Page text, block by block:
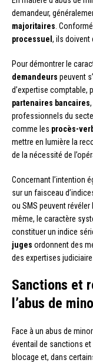
demandeur,
majoritaires.
processuel , ils doivent
Pour démontrer le
demandeurs peuvent
d’expertise comptable,
partenaires bancaires
professionnels du
comme les procès-
mettre en lumière la
de la nécessité de
Concernant l’intention
sur un faisceau
ou SMS peuvent
même, le caractère
constituer un indice
juges ordonnent des
des expertises
Sanctions et
l’abus de
Face à un abus de
éventail de sanctions
blocage et, dans